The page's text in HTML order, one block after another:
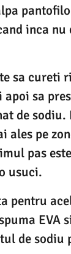
inca nu
sa cureti
apoi sa
de sodiu.
ales pe
pas
usuci.
pentru
EVA
de sodiu